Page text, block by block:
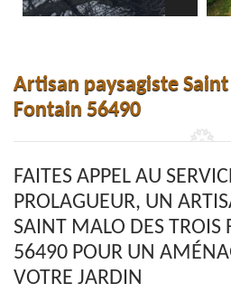
Artisan paysagiste
Fontain 56490
FAITES APPEL AU
PROLAGUEUR, UN
SAINT MALO DES TROIS
56490 POUR UN
VOTRE JARDIN